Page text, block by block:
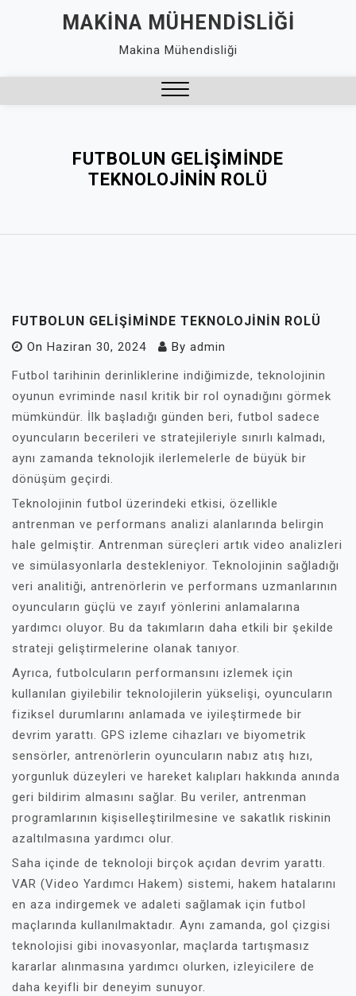
MAKINA MÜHENDISLIĞI
Makina Mühendisliği
FUTBOLUN GELIŞIMINDE
TEKNOLOJININ ROLÜ
FUTBOLUN GELIŞIMINDE TEKNOLOJININ ROLÜ
On Haziran 30, 2024 By admin
Futbol tarihinin derinliklerine indiğimizde, teknolojinin
oyunun evriminde nasıl kritik bir rol oynadığını görmek
mümkündür. İlk başladığı günden beri, futbol sadece
oyuncuların becerileri ve stratejileriyle sınırlı kalmadı,
aynı zamanda teknolojik ilerlemelerle de büyük bir
dönüşüm geçirdi.
Teknolojinin futbol üzerindeki etkisi, özellikle
antrenman ve performans analizi alanlarında belirgin
hale gelmiştir. Antrenman süreçleri artık video analizleri
ve simülasyonlarla destekleniyor. Teknolojinin sağladığı
veri analitiği, antrenörlerin ve performans uzmanlarının
oyuncuların güçlü ve zayıf yönlerini anlamalarına
yardımcı oluyor. Bu da takımların daha etkili bir şekilde
strateji geliştirmelerine olanak tanıyor.
Ayrıca, futbolcuların performansını izlemek için
kullanılan giyilebilir teknolojilerin yükselişi, oyuncuların
fiziksel durumlarını anlamada ve iyileştirmede bir
devrim yarattı. GPS izleme cihazları ve biyometrik
sensörler, antrenörlerin oyuncuların nabız atış hızı,
yorgunluk düzeyleri ve hareket kalıpları hakkında anında
geri bildirim almasını sağlar. Bu veriler, antrenman
programlarının kişiselleştirilmesine ve sakatlık riskinin
azaltılmasına yardımcı olur.
Saha içinde de teknoloji birçok açıdan devrim yarattı.
VAR (Video Yardımcı Hakem) sistemi, hakem hatalarını
en aza indirgemek ve adaleti sağlamak için futbol
maçlarında kullanılmaktadır. Aynı zamanda, gol çizgisi
teknolojisi gibi inovasyonlar, maçlarda tartışmasız
kararlar alınmasına yardımcı olurken, izleyicilere de
daha keyifli bir deneyim sunuyor.